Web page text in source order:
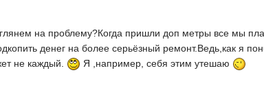
на проблему?Когда пришли доп метры все мы
денег на более серьёзный ремонт.Ведь,как я
не каждый.
Я ,например, себя этим утешаю